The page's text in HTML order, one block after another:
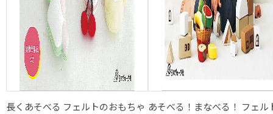
長くあそべる フェルトのおもちゃ あそべる！まなべる！ フェル